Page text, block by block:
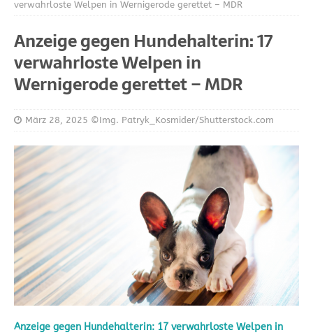
verwahrloste Welpen in Wernigerode gerettet – MDR
Anzeige gegen Hundehalterin: 17
verwahrloste Welpen in
Wernigerode gerettet – MDR
März 28, 2025 ©Img. Patryk_Kosmider/Shutterstock.com
Anzeige gegen Hundehalterin: 17 verwahrloste Welpen in